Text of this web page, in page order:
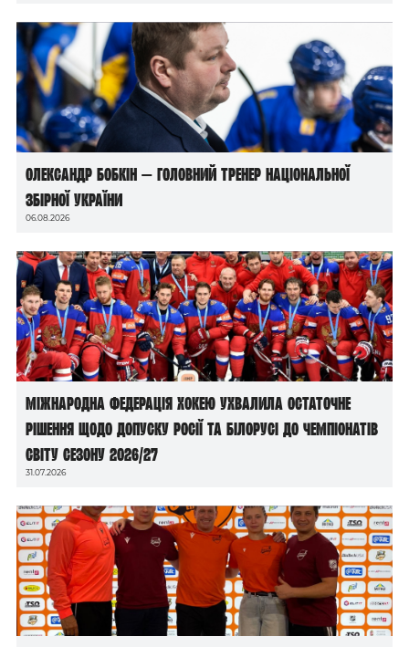
Олександр Бобкін — головний тренер національної
збірної України
06.08.2026
Міжнародна федерація хокею ухвалила остаточне
рішення щодо допуску росії та білорусі до чемпіонатів
світу сезону 2026/27
31.07.2026